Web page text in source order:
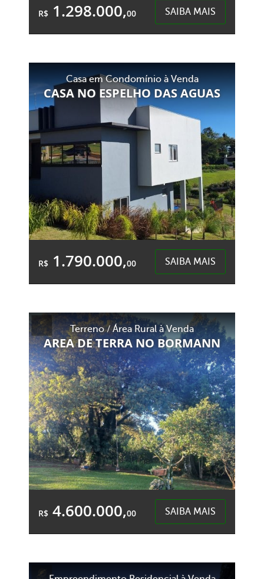
R$ 1.298.000,00 SAIBA MAIS
218,61m²
147,04m²
Centro - Chapecó
Casa em Condomínio à Venda
CASA NO ESPELHO DAS AGUAS
R$ 1.790.000,00 SAIBA MAIS
Área Total:
1.000,00m²
Área Privativa:
258,88m²
Colonia BAcia - Cordilheira Alta
Terreno / Área Rural à Venda
AREA DE TERRA NO BORMANN
R$ 4.600.000,00 SAIBA MAIS
20.000,00m²
20.000,00m²